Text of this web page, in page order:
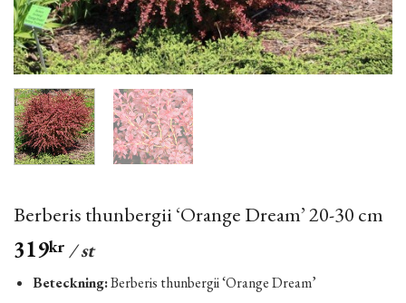
Berberis thunbergii ‘Orange Dream’ 20-30 cm
319kr / st
Beteckning:Berberis thunbergii ‘Orange Dream’